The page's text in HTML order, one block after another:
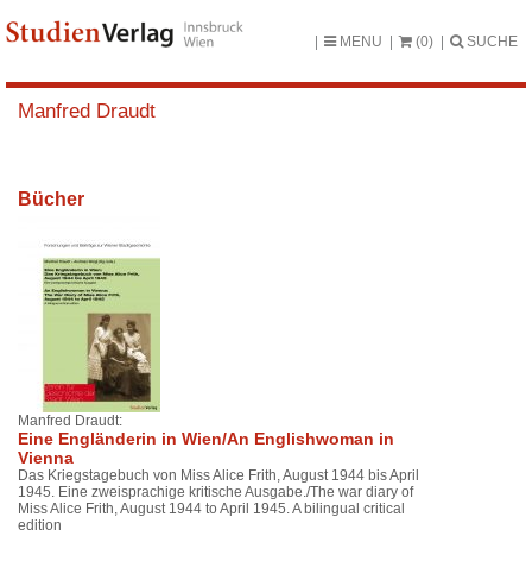
MENU (0) SUCHE
Manfred Draudt
Bücher
Manfred Draudt:
Eine Engländerin in Wien/An Englishwoman in
Vienna
Das Kriegstagebuch von Miss Alice Frith, August 1944 bis April
1945. Eine zweisprachige kritische Ausgabe./The war diary of
Miss Alice Frith, August 1944 to April 1945. A bilingual critical
edition